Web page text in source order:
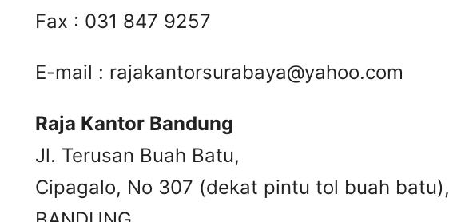
Fax : 031 847 9257
E-mail : rajakantorsurabaya@yahoo.com
Raja Kantor Bandung
Jl. Terusan Buah Batu,
Cipagalo, No 307 (dekat pintu tol buah batu),